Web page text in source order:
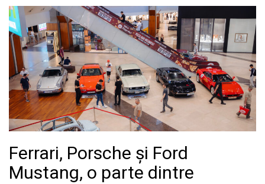
Ferrari, Porsche și Ford
Mustang, o parte dintre